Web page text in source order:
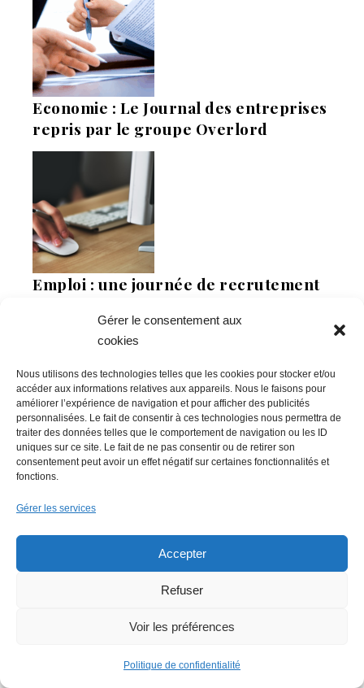
Gérer le consentement aux
cookies
Nous utilisons des technologies telles que les cookies pour stocker et/ou
accéder aux informations relatives aux appareils. Nous le faisons pour
améliorer l’expérience de navigation et pour afficher des publicités
personnalisées. Le fait de consentir à ces technologies nous permettra de
traiter des données telles que le comportement de navigation ou les ID
uniques sur ce site. Le fait de ne pas consentir ou de retirer son
consentement peut avoir un effet négatif sur certaines fonctionnalités et
fonctions.
Gérer les services
Accepter
Refuser
Voir les préférences
Politique de confidentialité
Economie : Le Journal des entreprises
repris par le groupe Overlord
Emploi : une journée de recrutement
Economie : Wash.ME poursuit son
développement dans la région
La Mer Salée, maison d’édition,
soutenue par 300 citoyens